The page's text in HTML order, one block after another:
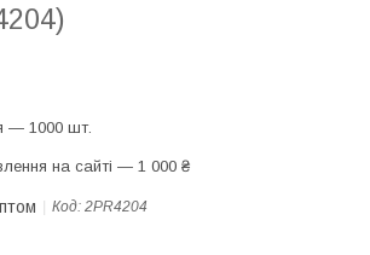
— 1000 шт.
на сайті — 1 000 ₴
Код: 2PR4204